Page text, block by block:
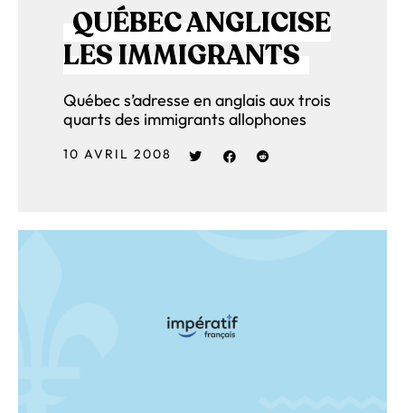
QUÉBEC ANGLICISE
LES IMMIGRANTS
Québec s’adresse en anglais aux trois
quarts des immigrants allophones
10 AVRIL 2008